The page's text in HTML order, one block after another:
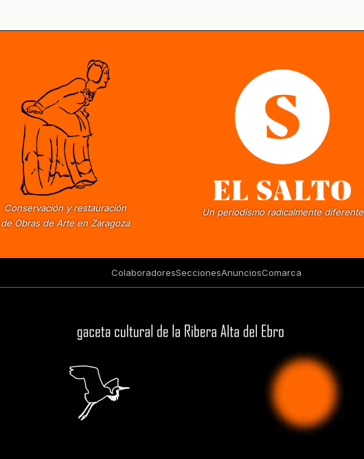
Conservación y restauración
de Obras de Arte en Zaragoza
Un periodismo radicalmente diferente
ColaboradoresSeccionesAnunciosComarca